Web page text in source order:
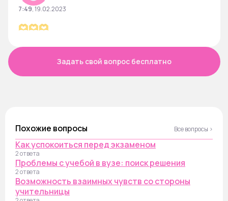
7:49,19.02.2023
🫶🫶🫶
Задать свой вопрос бесплатно
Похожие вопросы Все вопросы ›
Как успокоиться перед экзаменом
2 ответа
Проблемы с учебой в вузе: поиск решения
2 ответа
Возможность взаимных чувств со стороны
учительницы